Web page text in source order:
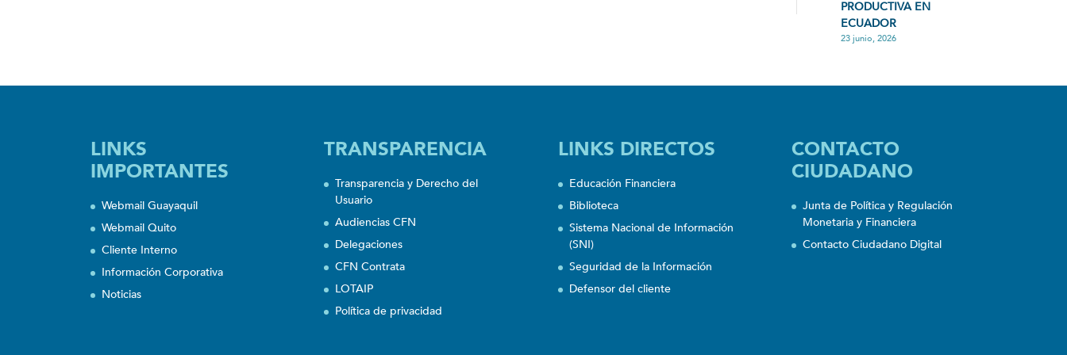
PRODUCTIVA EN
ECUADOR
23 junio, 2026
LINKS
IMPORTANTES
Webmail Guayaquil
Webmail Quito
Cliente Interno
Información Corporativa
Noticias
TRANSPARENCIA
Transparencia y Derecho del
Usuario
Audiencias CFN
Delegaciones
CFN Contrata
LOTAIP
Política de privacidad
LINKS DIRECTOS
Educación Financiera
Biblioteca
Sistema Nacional de Información
(SNI)
Seguridad de la Información
Defensor del cliente
CONTACTO
CIUDADANO
Junta de Política y Regulación
Monetaria y Financiera
Contacto Ciudadano Digital